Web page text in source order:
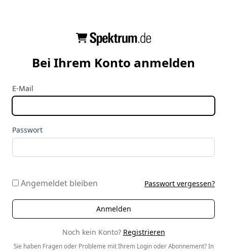
Bei Ihrem Konto anmelden
E-Mail
Passwort
Angemeldet bleiben Passwort vergessen?
Noch kein Konto? Registrieren
Sie haben Fragen oder Probleme mit Ihrem Login oder Abonnement? In